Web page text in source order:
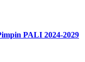
PALI 2024-2029